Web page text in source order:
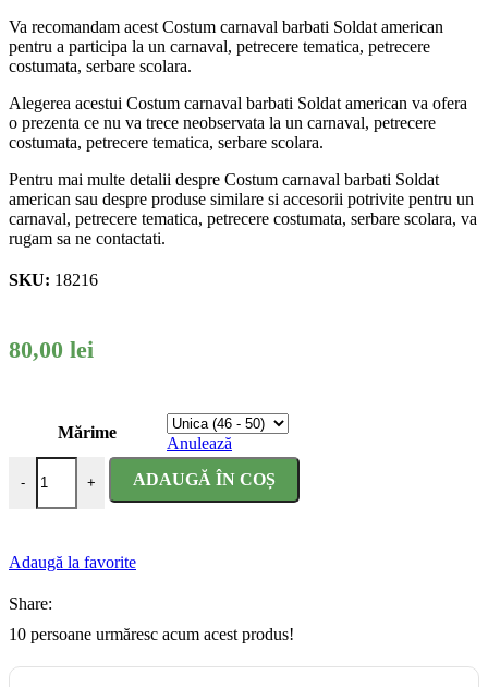
Va recomandam acest Costum carnaval barbati Soldat american
pentru a participa la un carnaval, petrecere tematica, petrecere
costumata, serbare scolara.
Alegerea acestui Costum carnaval barbati Soldat american va ofera
o prezenta ce nu va trece neobservata la un carnaval, petrecere
costumata, petrecere tematica, serbare scolara.
Pentru mai multe detalii despre Costum carnaval barbati Soldat
american sau despre produse similare si accesorii potrivite pentru un
carnaval, petrecere tematica, petrecere costumata, serbare scolara, va
rugam sa ne contactati.
SKU: 18216
80,00 lei
Mărime
Anulează
-
Cantitate Costum carnaval barbati Soldat American
+ ADAUGĂ ÎN COȘ
Adaugă la favorite
Share:
10 persoane urmăresc acum acest produs!